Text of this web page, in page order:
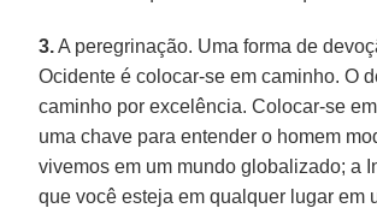
3.A peregrinação. Uma forma de
Ocidente é colocar-se em caminho. O
caminho por excelência. Colocar-se
uma chave para entender o homem
vivemos em um mundo globalizado; a
que você esteja em qualquer lugar em